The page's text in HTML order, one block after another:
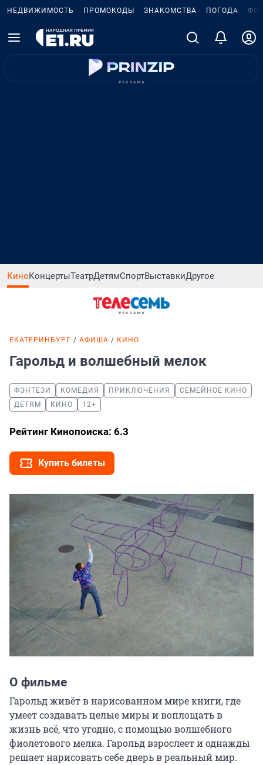
НЕДВИЖИМОСТЬ ПРОМОКОДЫ ЗНАКОМСТВА ПОГОДА
КиноКонцертыТеатрДетямСпортВыставкиДругое
ЕКАТЕРИНБУРГ АФИША КИНО
Гарольд и волшебный мелок
ФЭНТЕЗИ КОМЕДИЯ ПРИКЛЮЧЕНИЯ
СЕМЕЙНОЕ КИНО
ДЕТЯМ
КИНО 12+
Рейтинг Кинопоиска: 6.3
Купить билеты
О фильме
Гарольд живёт в нарисованном мире книги, где
умеет создавать целые миры и воплощать в
жизнь всё, что угодно, с помощью волшебного
фиолетового мелка. Гарольд взрослеет и однажды
решает нарисовать себе дверь в реальный мир.